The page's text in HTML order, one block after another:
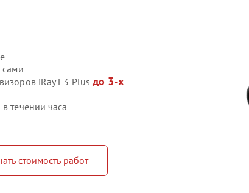
сами
iRay E3 Plusдо 3-х
течении часа
стоимость работ